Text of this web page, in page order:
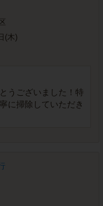
(木)
うございました！特
に掃除していただき